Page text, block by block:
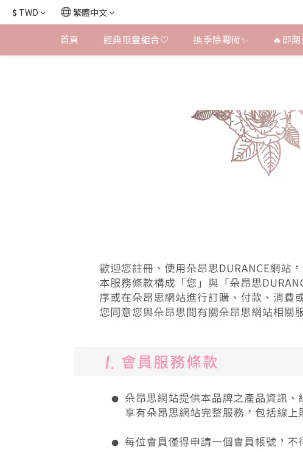
$ TWD 繁體中文
首頁 經典限量組合🤍 換季除霉術✨ 🔥即